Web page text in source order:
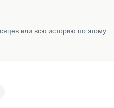
или всю историю по этому